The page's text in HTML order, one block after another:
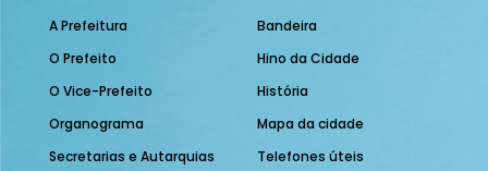
A Prefeitura
O Prefeito
O Vice-Prefeito
Organograma
Secretarias e Autarquias
Bandeira
Hino da Cidade
História
Mapa da cidade
Telefones úteis